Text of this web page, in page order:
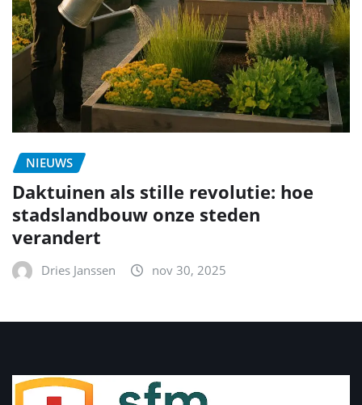
NIEUWS
Daktuinen als stille revolutie: hoe
stadslandbouw onze steden
verandert
Dries Janssen nov 30, 2025